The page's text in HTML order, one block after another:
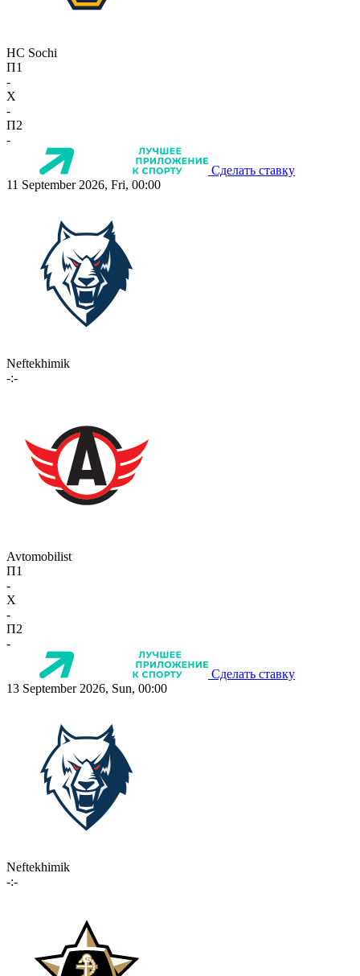
HC Sochi
П1
-
X
-
П2
-
Сделать ставку
11 September 2026, Fri, 00:00
Neftekhimik
-:-
Avtomobilist
П1
-
X
-
П2
-
Сделать ставку
13 September 2026, Sun, 00:00
Neftekhimik
-:-